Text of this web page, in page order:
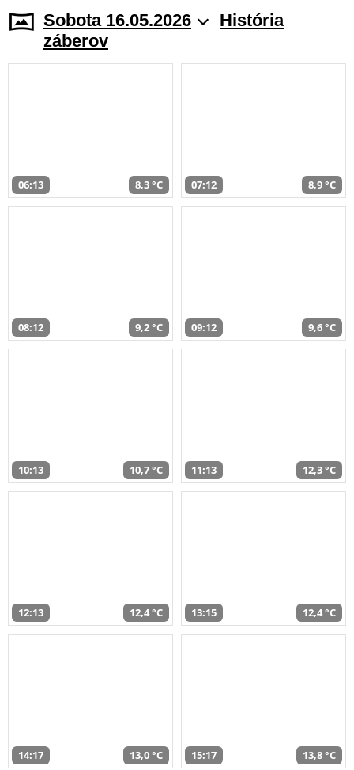
Sobota 16.05.2026
História
záberov
06:13 8,3 °C 07:12 8,9 °C
08:12 9,2 °C 09:12 9,6 °C
10:13 10,7 °C 11:13 12,3 °C
12:13 12,4 °C 13:15 12,4 °C
14:17 13,0 °C 15:17 13,8 °C